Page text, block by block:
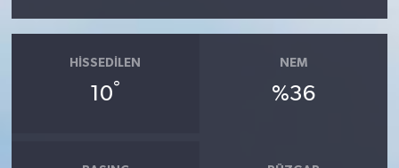
HISSEDILEN
10°
NEM
%36